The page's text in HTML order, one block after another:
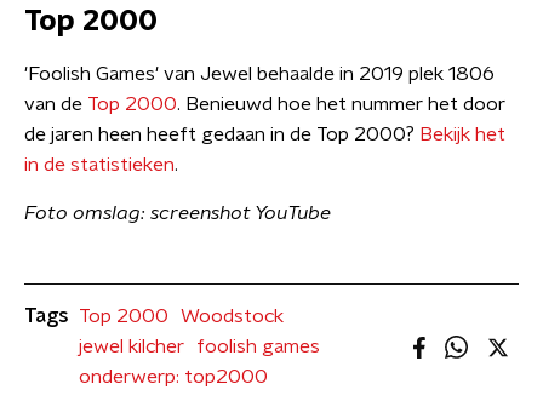
Top 2000
'Foolish Games' van Jewel behaalde in 2019 plek 1806
van de Top 2000. Benieuwd hoe het nummer het door
de jaren heen heeft gedaan in de Top 2000? Bekijk het
in de statistieken.
Foto omslag: screenshot YouTube
Tags Top 2000
Woodstock
jewel kilcher
foolish games
onderwerp: top2000